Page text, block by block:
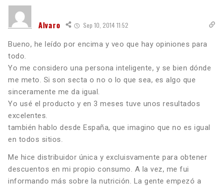
Alvaro Sep 10, 2014 11:52
Bueno, he leído por encima y veo que hay opiniones para
todo.
Yo me considero una persona inteligente, y se bien dónde
me meto. Si son secta o no o lo que sea, es algo que
sinceramente me da igual.
Yo usé el producto y en 3 meses tuve unos resultados
excelentes.
también hablo desde España, que imagino que no es igual
en todos sitios.
Me hice distribuidor única y excluisvamente para obtener
descuentos en mi propio consumo. A la vez, me fui
informando más sobre la nutrición. La gente empezó a